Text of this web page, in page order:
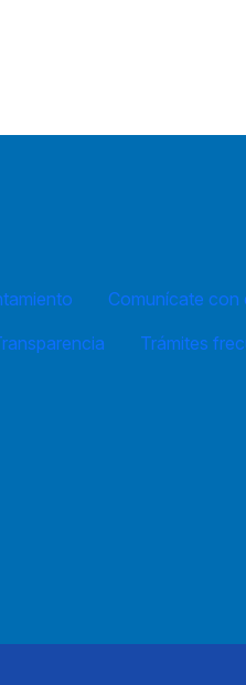
Comunícate con
Trámites